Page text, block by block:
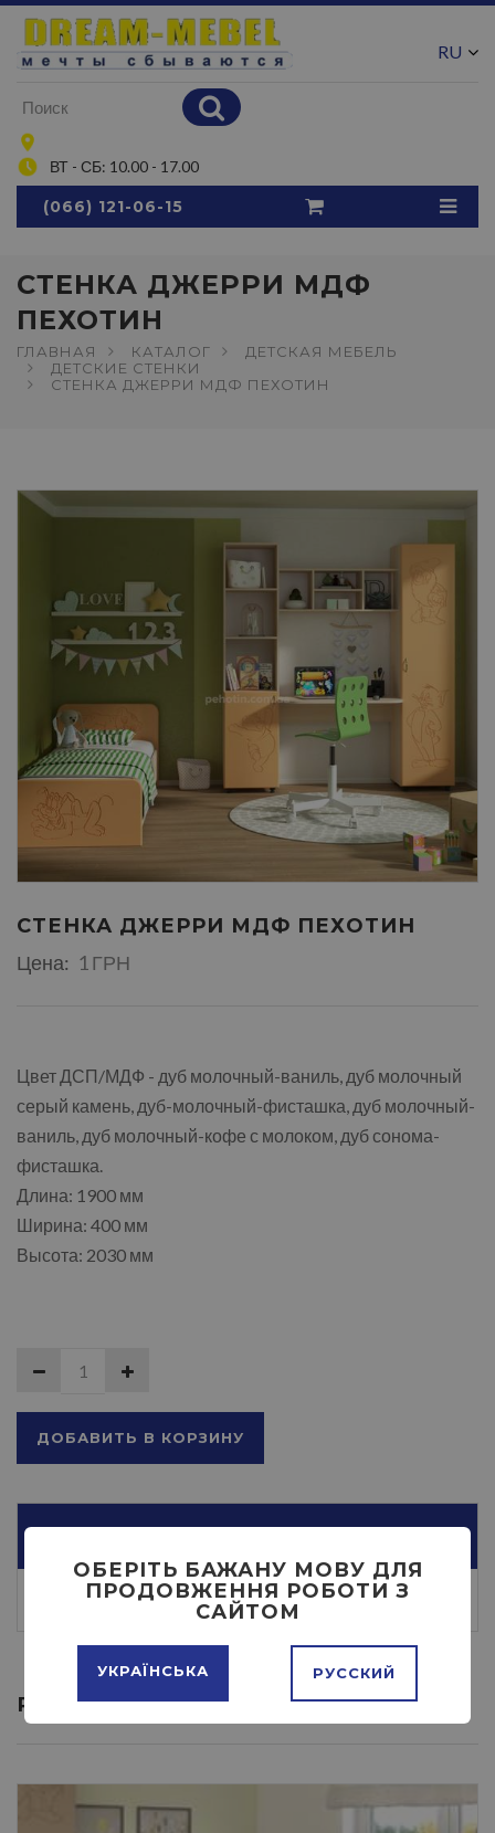
ВТ - СБ: 10.00 - 17.00
RU
(066) 121-06-15
СТЕНКА ДЖЕРРИ МДФ
ПЕХОТИН
ГЛАВНАЯ КАТАЛОГ
ДЕТСКАЯ МЕБЕЛЬ
ДЕТСКИЕ СТЕНКИ
СТЕНКА ДЖЕРРИ МДФ ПЕХОТИН
СТЕНКА ДЖЕРРИ МДФ ПЕХОТИН
Цена: 1 ГРН
Цвет ДСП/МДФ - дуб молочный-ваниль, дуб молочный
серый камень, дуб-молочный-фисташка, дуб молочный-
ваниль, дуб молочный-кофе с молоком, дуб сонома-
фисташка.
Длина: 1900 мм
Ширина: 400 мм
Высота: 2030 мм
ДОБАВИТЬ В КОРЗИНУ
РЕКОМЕНДОВАННЫЕ ТОВАРЫ
ОБЕРІТЬ БАЖАНУ МОВУ ДЛЯ
ПРОДОВЖЕННЯ РОБОТИ З
САЙТОМ
УКРАЇНСЬКА РУССКИЙ